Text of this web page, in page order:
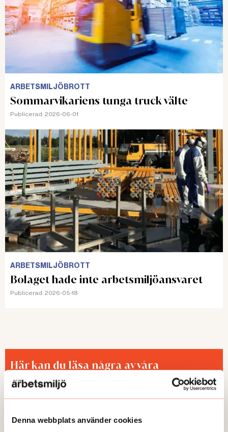
Denna webbplats använder cookies
ARBETSMILJÖBROTT
Sommarvikariens tunga truck välte
Publicerad: 2026-06-01
ARBETSMILJÖBROTT
Bolaget hade inte arbetsmiljöansvaret
Publicerad: 2026-05-18
Här kan du läsa några av våra
temaartiklar och granskningar.